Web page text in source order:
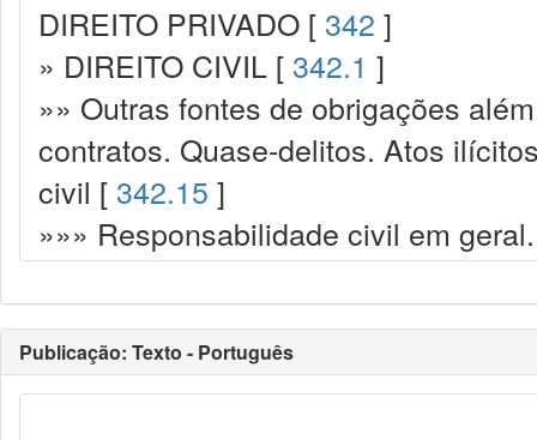
DIREITO PRIVADO [ 342 ]
» DIREITO CIVIL [ 342.1 ]
»» Outras fontes de obrigações
contratos. Quase-delitos. Atos
civil [ 342.15 ]
»»» Responsabilidade civil em
Publicação: Texto - Português